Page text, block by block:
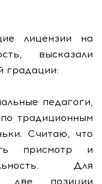
лицензии на
высказали
градации:
педагоги,
традиционным
Считаю, что
присмотр и
Для
две позиции